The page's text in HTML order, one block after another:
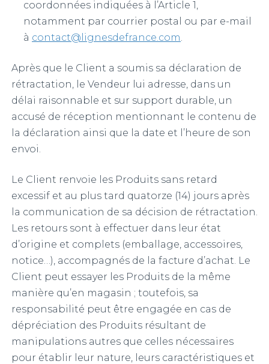
coordonnées indiquées à l’Article 1,
notamment par courrier postal ou par e-mail
à contact@lignesdefrance.com
Après que le Client a soumis sa déclaration de
rétractation, le Vendeur lui adresse, dans un
délai raisonnable et sur support durable, un
accusé de réception mentionnant le contenu de
la déclaration ainsi que la date et l’heure de son
envoi.
Le Client renvoie les Produits sans retard
excessif et au plus tard quatorze (14) jours après
la communication de sa décision de rétractation.
Les retours sont à effectuer dans leur état
d’origine et complets (emballage, accessoires,
notice…), accompagnés de la facture d’achat. Le
Client peut essayer les Produits de la même
manière qu’en magasin ; toutefois, sa
responsabilité peut être engagée en cas de
dépréciation des Produits résultant de
manipulations autres que celles nécessaires
pour établir leur nature, leurs caractéristiques et